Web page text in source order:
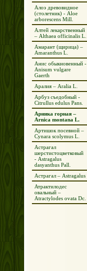
Алоэ древовидное
(столетник) - Aloe
arborescens Mill.
Алтей лекарственный
– Althaea officinalis L.
Амарант (щирица) –
Amaranthus L.
Анис обыкновенный -
Anisum vulgare
Gaerth
Аралия – Aralia L.
Арбуз съедобный -
Citrullus edulus Pans.
Арника горная –
Arnica montana L.
Артишок посевной –
Cynara scolymus L.
Астрагал
шерстистоцветковый
- Astragalus
dasyanthus Pall.
Астрагал – Astragalus
Атрактилодес
овальный –
Atractylodes ovata Dc.